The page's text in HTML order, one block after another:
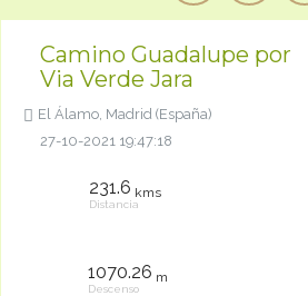
Camino Guadalupe por
Via Verde Jara
El Álamo, Madrid (España)
27-10-2021 19:47:18
231.6 kms
Distancia
1070.26 m
Descenso